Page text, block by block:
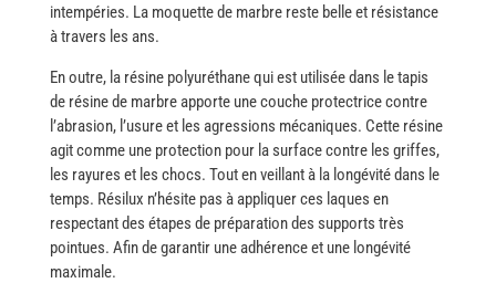
intempéries. La moquette de marbre reste belle et résistance
à travers les ans. ​‍​‌‍​‍‌
En​‍​‌‍​‍‌ outre, la résine polyuréthane qui est utilisée dans le tapis
de résine de marbre apporte une couche protectrice contre
l’abrasion, l’usure et les agressions mécaniques. Cette résine
agit comme une protection pour la surface contre les griffes,
les rayures et les chocs. Tout en veillant à la longévité dans le
temps. Résilux n’hésite pas à appliquer ces laques en
respectant des étapes de préparation des supports très
pointues. Afin de garantir une adhérence et une longévité ​‍​‌‍​
‍‌maximale.